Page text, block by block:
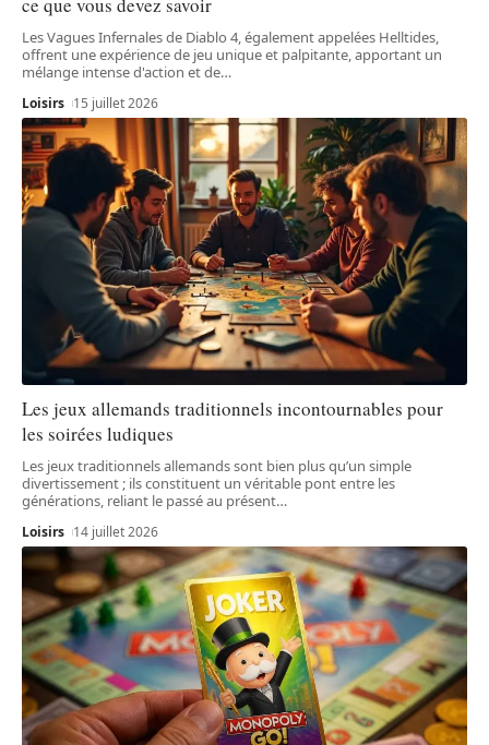
ce que vous devez savoir
Les Vagues Infernales de Diablo 4, également appelées Helltides,
offrent une expérience de jeu unique et palpitante, apportant un
mélange intense d'action et de…
Loisirs 15 juillet 2026
Les jeux allemands traditionnels incontournables pour
les soirées ludiques
Les jeux traditionnels allemands sont bien plus qu’un simple
divertissement ; ils constituent un véritable pont entre les
générations, reliant le passé au présent…
Loisirs 14 juillet 2026